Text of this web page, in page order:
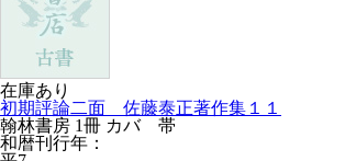
在庫あり
初期評論二面 佐藤泰正著作集１１
翰林書房 1冊 カバ 帯
和暦刊行年：